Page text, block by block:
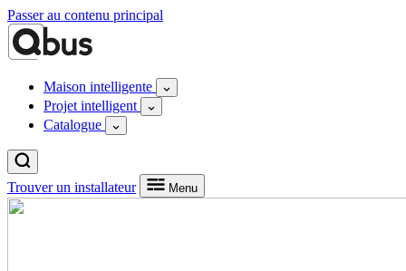
Passer au contenu principal
Maison intelligente
Projet intelligent
Catalogue
Trouver un installateur Menu